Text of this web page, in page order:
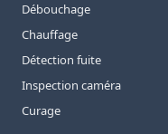
Débouchage
Chauffage
Détection fuite
Inspection caméra
Curage